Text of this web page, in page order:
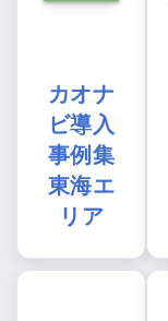
カオナ
ビ導入
事例集
東海エ
リア